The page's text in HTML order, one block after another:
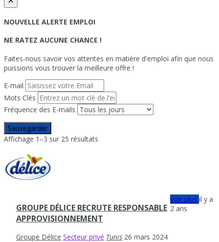
NOUVELLE ALERTE EMPLOI
NE RATEZ AUCUNE CHANCE !
Faites-nous savoir vos attentes en matière d'emploi afin que nous
puissions vous trouver la meilleure offre !
E-mail
Mots Clés
Fréquence des E-mails
Sauvegarder
Affichage 1–3 sur 25 résultats
GROUPE DÉLICE RECRUTE RESPONSABLE
APPROVISIONNEMENT
Groupe Délice Secteur privé Tunis 26 mars 2024
Voir plusil y a
2 ans